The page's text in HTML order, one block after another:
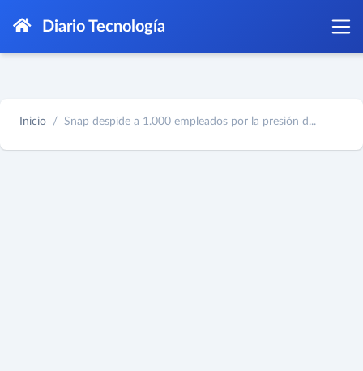
Diario Tecnología
Inicio Snap despide a 1.000 empleados por la presión d...